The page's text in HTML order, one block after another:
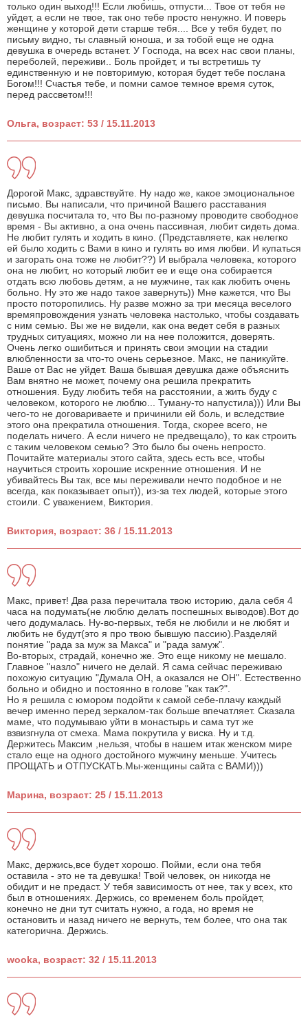
только один выход!!! Если любишь, отпусти... Твое от тебя не
уйдет, а если не твое, так оно тебе просто ненужно. И поверь
женщине у которой дети старше тебя.... Все у тебя будет, по
письму видно, ты славный юноша, и за тобой еще не одна
девушка в очередь встанет. У Господа, на всех нас свои планы,
переболей, переживи.. Боль пройдет, и ты встретишь ту
единственную и не повторимую, которая будет тебе послана
Богом!!! Счастья тебе, и помни самое темное время суток,
перед рассветом!!!
Ольга, возраст: 53 / 15.11.2013
Дорогой Макс, здравствуйте. Ну надо же, какое эмоциональное
письмо. Вы написали, что причиной Вашего расставания
девушка посчитала то, что Вы по-разному проводите свободное
время - Вы активно, а она очень пассивная, любит сидеть дома.
Не любит гулять и ходить в кино. (Представляете, как нелегко
ей было ходить с Вами в кино и гулять во имя любви. И купаться
и загорать она тоже не любит??) И выбрала человека, которого
она не любит, но который любит ее и еще она собирается
отдать всю любовь детям, а не мужчине, так как любить очень
больно. Ну это же надо такое завернуть)) Мне кажется, что Вы
просто поторопились. Ну разве можно за три месяца веселого
времяпровождения узнать человека настолько, чтобы создавать
с ним семью. Вы же не видели, как она ведет себя в разных
трудных ситуациях, можно ли на нее положится, доверять.
Очень легко ошибиться и принять свои эмоции на стадии
влюбленности за что-то очень серьезное. Макс, не паникуйте.
Ваше от Вас не уйдет. Ваша бывшая девушка даже объяснить
Вам внятно не может, почему она решила прекратить
отношения. Буду любить тебя на расстоянии, а жить буду с
человеком, которого не люблю... Туману-то напустила))) Или Вы
чего-то не договариваете и причинили ей боль, и вследствие
этого она прекратила отношения. Тогда, скорее всего, не
поделать ничего. А если ничего не предвещало), то как строить
с таким человеком семью? Это было бы очень непросто.
Почитайте материалы этого сайта, здесь есть все, чтобы
научиться строить хорошие искренние отношения. И не
убивайтесь Вы так, все мы переживали нечто подобное и не
всегда, как показывает опыт)), из-за тех людей, которые этого
стоили. С уважением, Виктория.
Виктория, возраст: 36 / 15.11.2013
Макс, привет! Два раза перечитала твою историю, дала себя 4
часа на подумать(не люблю делать поспешных выводов).Вот до
чего додумалась. Ну-во-первых, тебя не любили и не любят и
любить не будут(это я про твою бывшую пассию).Разделяй
понятие "рада за муж за Макса" и "рада замуж".
Во-вторых, страдай, конечно же. Это еще никому не мешало.
Главное "назло" ничего не делай. Я сама сейчас переживаю
похожую ситуацию "Думала ОН, а оказался не ОН". Естественно
больно и обидно и постоянно в голове "как так?".
Но я решила с юмором подойти к самой себе-плачу каждый
вечер именно перед зеркалом-так больше впечатляет. Сказала
маме, что подумываю уйти в монастырь и сама тут же
взвизгнула от смеха. Мама покрутила у виска. Ну и т.д.
Держитесь Максим ,нельзя, чтобы в нашем итак женском мире
стало еще на одного достойного мужчину меньше. Учитесь
ПРОЩАТЬ и ОТПУСКАТЬ.Мы-женщины сайта с ВАМИ)))
Марина, возраст: 25 / 15.11.2013
Макс, держись,все будет хорошо. Пойми, если она тебя
оставила - это не та девушка! Твой человек, он никогда не
обидит и не предаст. У тебя зависимость от нее, так у всех, кто
был в отношениях. Держись, со временем боль пройдет,
конечно не дни тут считать нужно, а года, но время не
остановить и назад ничего не вернуть, тем более, что она так
категорична. Держись.
wooka, возраст: 32 / 15.11.2013